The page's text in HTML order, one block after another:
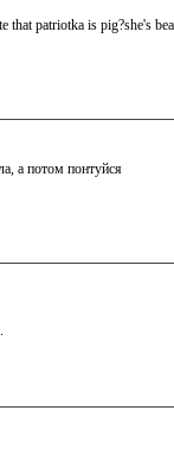
patriotka is pig?she's
а потом понтуйся